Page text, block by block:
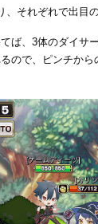
、それぞれで出目
ば、3体のダイサ
ので、ピンチか